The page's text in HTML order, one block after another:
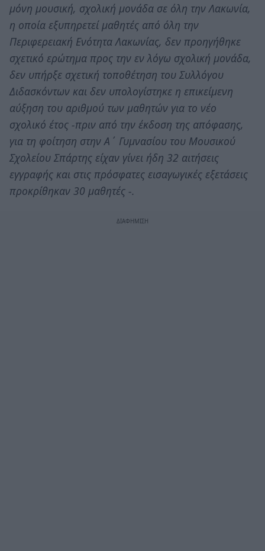
μόνη μουσική, σχολική μονάδα σε όλη την Λακωνία,
η οποία εξυπηρετεί μαθητές από όλη την
Περιφερειακή Ενότητα Λακωνίας, δεν προηγήθηκε
σχετικό ερώτημα προς την εν λόγω σχολική μονάδα,
δεν υπήρξε σχετική τοποθέτηση του Συλλόγου
Διδασκόντων και δεν υπολογίστηκε η επικείμενη
αύξηση του αριθμού των μαθητών για το νέο
σχολικό έτος -πριν από την έκδοση της απόφασης,
για τη φοίτηση στην Α΄ Γυμνασίου του Μουσικού
Σχολείου Σπάρτης είχαν γίνει ήδη 32 αιτήσεις
εγγραφής και στις πρόσφατες εισαγωγικές εξετάσεις
προκρίθηκαν 30 μαθητές -.